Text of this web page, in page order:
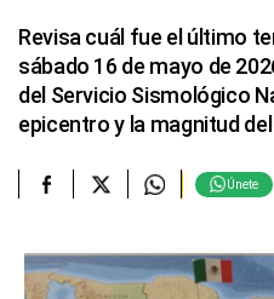
Revisa cuál fue el último
sábado 16 de mayo de
del Servicio Sismológico
epicentro y la magnitud
Únete